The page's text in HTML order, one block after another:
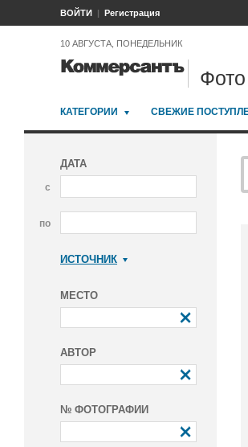
ВОЙТИ Регистрация
10 АВГУСТА, ПОНЕДЕЛЬНИК
Фото
КАТЕГОРИИ СВЕЖИЕ
ДАТА
с
по
ИСТОЧНИК
МЕСТО
АВТОР
№ ФОТОГРАФИИ